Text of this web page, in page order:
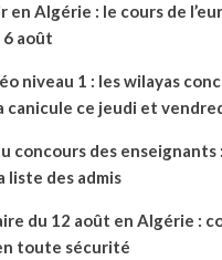
en Algérie : le cours de
août
niveau 1 : les wilayas
canicule ce jeudi et
concours des enseignants
liste des admis
du 12 août en Algérie :
toute sécurité